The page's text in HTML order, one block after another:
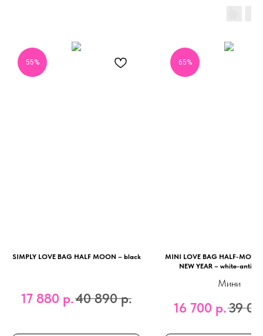
55%
SIMPLY LOVE BAG HALF MOON – black
17 880 р.40 890 р.
65%
MINI LOVE BAG HALF-MOON
NEW YEAR – white-
Мини
16 700 р.39